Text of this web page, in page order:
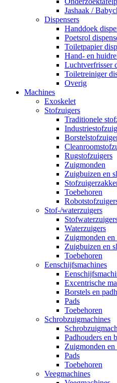
Jashaak /
Dispensers
Handdoek
Poetsrol
Toiletpapier
Hand- en
Luchtverfrisser
Toiletreiniger
Overig
Machines
Exoskelet
Stofzuigers
Traditionele
Rugstofzuigers
Zuigmonden
Zuigbuizen en
Toebehoren
Stof-/waterzuigers
Waterzuigers
Zuigmonden en
Zuigbuizen en
Toebehoren
Eenschijfsmachines
Excentrische
Borstels en
Pads
Toebehoren
Schrobzuigmachines
Padhouders en
Zuigmonden en
Pads
Toebehoren
Veegmachines